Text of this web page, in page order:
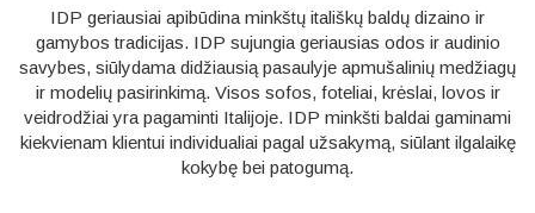
IDP geriausiai apibūdina minkštų itališkų baldų dizaino ir
gamybos tradicijas. IDP sujungia geriausias odos ir audinio
savybes, siūlydama didžiausią pasaulyje apmušalinių medžiagų
ir modelių pasirinkimą. Visos sofos, foteliai, krėslai, lovos ir
veidrodžiai yra pagaminti Italijoje. IDP minkšti baldai gaminami
kiekvienam klientui individualiai pagal užsakymą, siūlant ilgalaikę
kokybę bei patogumą.